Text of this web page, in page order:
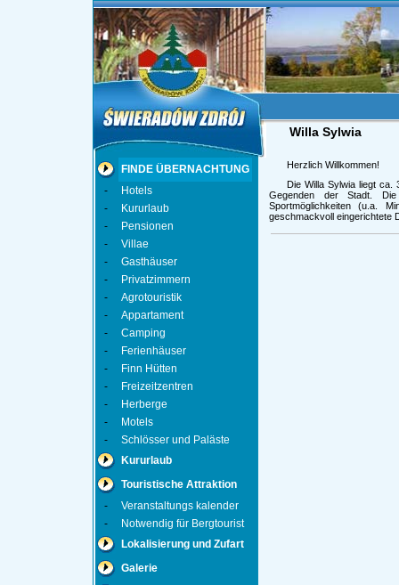
FINDE ÜBERNACHTUNG
-
Hotels
-
Kururlaub
-
Pensionen
-
Villae
-
Gasthäuser
-
Privatzimmern
-
Agrotouristik
-
Appartament
-
Camping
-
Ferienhäuser
-
Finn Hütten
-
Freizeitzentren
-
Herberge
-
Motels
-
Schlösser und Paläste
Kururlaub
Touristische Attraktion
-
Veranstaltungs kalender
-
Notwendig für Bergtourist
Lokalisierung und Zufart
Galerie
Willa Sylwia
Herzlich Willkommen!
Die Willa Sylwia liegt
Gegenden der Stadt.
Sportmöglichkeiten (u.a.
geschmackvoll eingerichtete